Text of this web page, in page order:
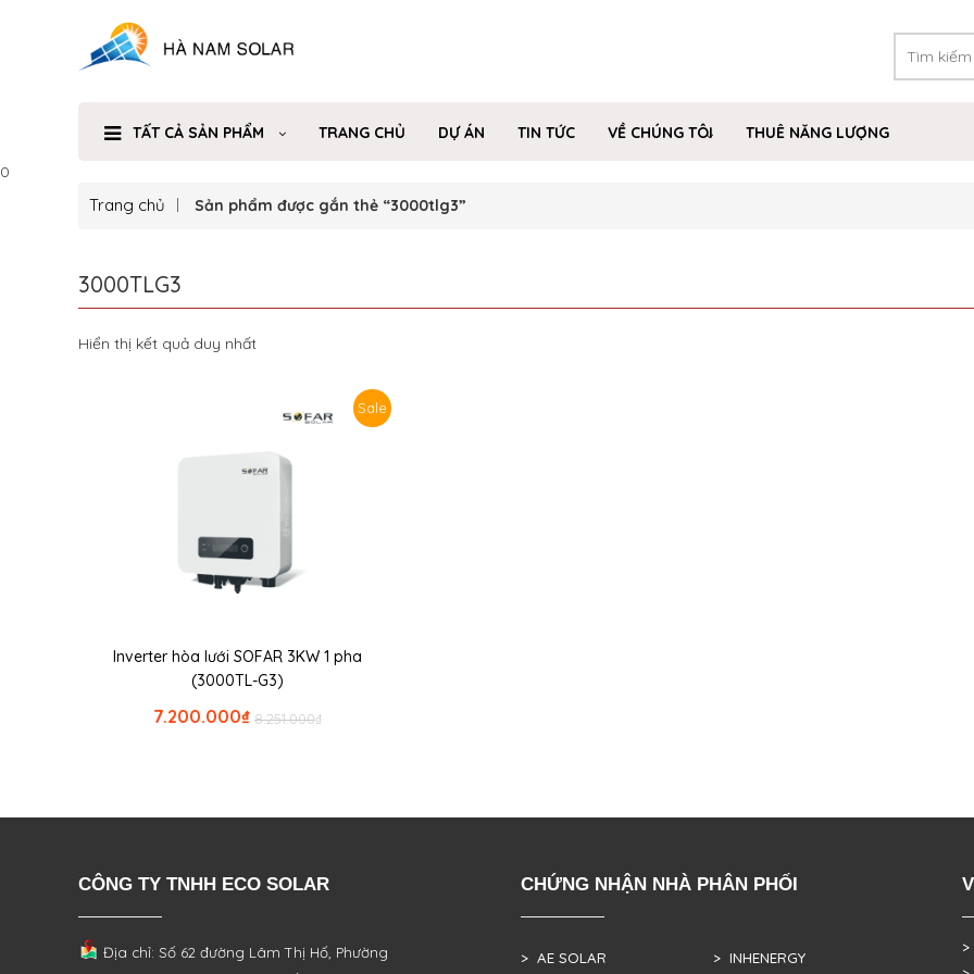
TẤT CẢ SẢN PHẨM TRANG CHỦ DỰ ÁN TIN TỨC VỀ CHÚNG TÔI
THUÊ NĂNG LƯỢNG
0
Trang chủ Sản phẩm được gắn thẻ “3000tlg3”
3000TLG3
Hiển thị kết quả duy nhất
Sale
Inverter hòa lưới SOFAR 3KW 1 pha
(3000TL-G3)
₫
8.251.000
₫
7.200.000
CÔNG TY TNHH ECO SOLAR
Địa chỉ: Số 62 đường Lâm Thị Hố, Phường
CHỨNG NHẬN NHÀ PHÂN PHỐI
> AE SOLAR > INHENERGY
>